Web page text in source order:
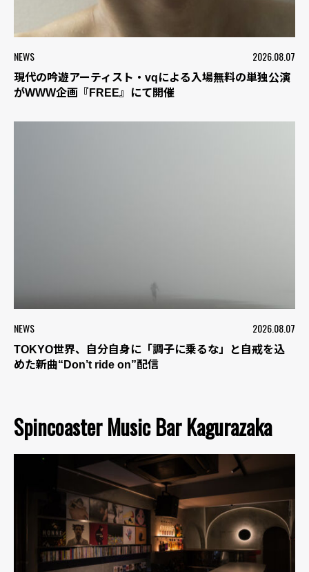
NEWS 2026.08.07
現代の吟遊アーティスト・vqによる入場無料の単独公演
がWWW企画『FREE』にて開催
NEWS 2026.08.07
TOKYO世界、自分自身に「調子に乗るな」と自戒を込
めた新曲“Don’t ride on”配信
Spincoaster Music Bar Kagurazaka